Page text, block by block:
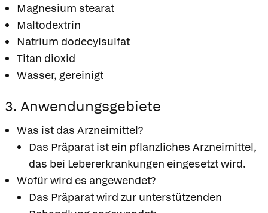
Magnesium stearat
Maltodextrin
Natrium dodecylsulfat
Titan dioxid
Wasser, gereinigt
3. Anwendungsgebiete
Was ist das Arzneimittel?
Das Präparat ist ein pflanzliches Arzneimittel,
das bei Lebererkrankungen eingesetzt wird.
Wofür wird es angewendet?
Das Präparat wird zur unterstützenden